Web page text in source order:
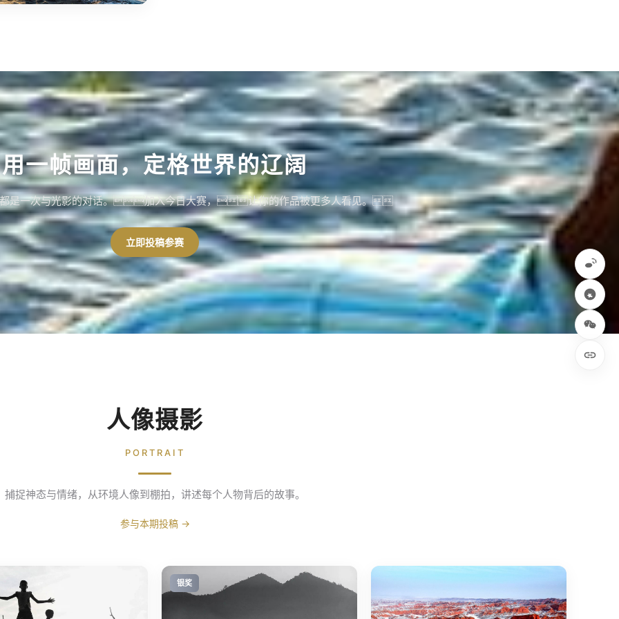
用一帧画面，定格世界的辽阔
是一次与光影的对话。加入今日大赛，让你的作品被更多人看见。
立即投稿参赛
人像摄影
PORTRAIT
捕捉神态与情绪，从环境人像到棚拍，讲述每个人物背后的故事。
参与本期投稿 →
银奖